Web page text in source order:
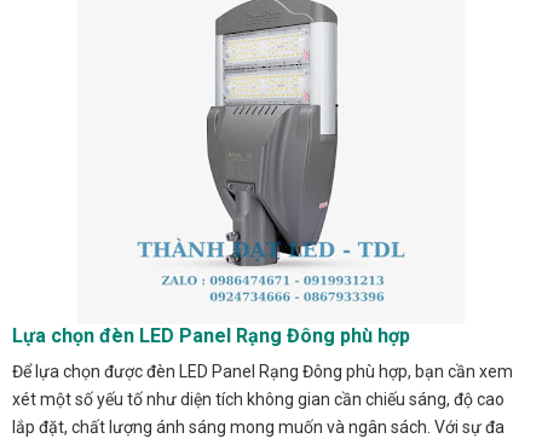
Lựa chọn đèn LED Panel Rạng Đông phù hợp
Để lựa chọn được đèn LED Panel Rạng Đông phù hợp, bạn cần xem
xét một số yếu tố như diện tích không gian cần chiếu sáng, độ cao
lắp đặt, chất lượng ánh sáng mong muốn và ngân sách. Với sự đa